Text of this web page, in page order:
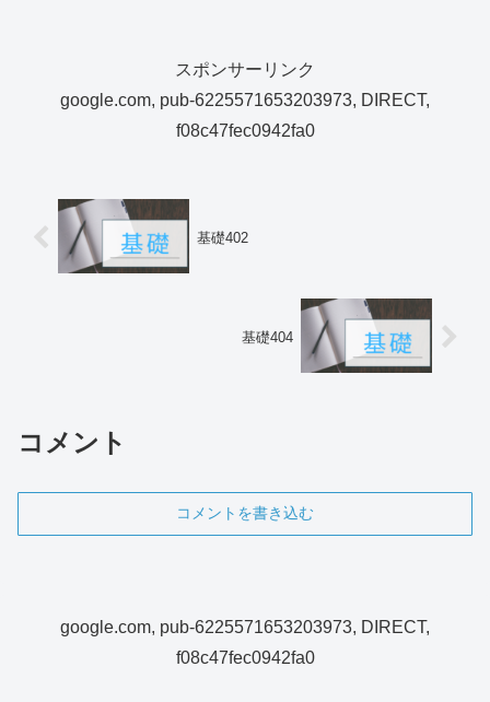
スポンサーリンク
google.com, pub-6225571653203973, DIRECT,
f08c47fec0942fa0
基礎402
基礎404
コメント
コメントを書き込む
google.com, pub-6225571653203973, DIRECT,
f08c47fec0942fa0